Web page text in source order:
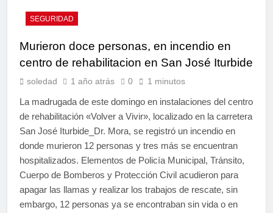
SEGURIDAD
Murieron doce personas, en incendio en
centro de rehabilitacion en San José Iturbide
soledad 1 año atrás 0 1 minutos
La madrugada de este domingo en instalaciones del centro
de rehabilitación «Volver a Vivir», localizado en la carretera
San José Iturbide_Dr. Mora, se registró un incendio en
donde murieron 12 personas y tres más se encuentran
hospitalizados. Elementos de Policía Municipal, Tránsito,
Cuerpo de Bomberos y Protección Civil acudieron para
apagar las llamas y realizar los trabajos de rescate, sin
embargo, 12 personas ya se encontraban sin vida o en